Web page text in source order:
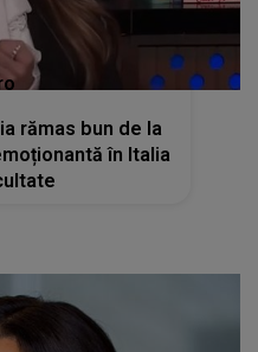
rămas bun de la
în Italia